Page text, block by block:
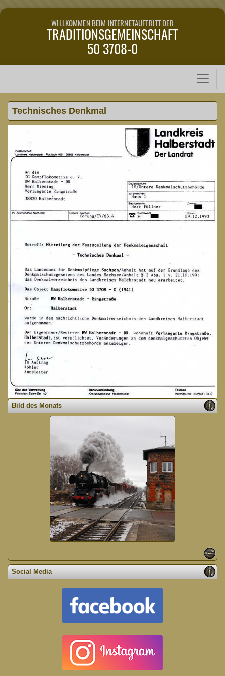
WILLKOMMEN BEIM INTERNETAUFTRITT DER
TRADITIONSGEMEINSCHAFT
50 3708-0
Technisches Denkmal
Bild des Monats
Social Media